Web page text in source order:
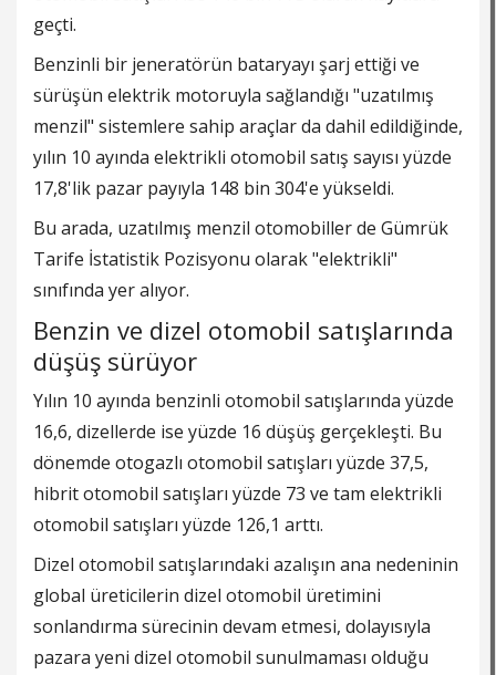
geçti.
Benzinli bir jeneratörün bataryayı şarj ettiği ve
sürüşün elektrik motoruyla sağlandığı "uzatılmış
menzil" sistemlere sahip araçlar da dahil edildiğinde,
yılın 10 ayında elektrikli otomobil satış sayısı yüzde
17,8'lik pazar payıyla 148 bin 304'e yükseldi.
Bu arada, uzatılmış menzil otomobiller de Gümrük
Tarife İstatistik Pozisyonu olarak "elektrikli"
sınıfında yer alıyor.
Benzin ve dizel otomobil satışlarında
düşüş sürüyor
Yılın 10 ayında benzinli otomobil satışlarında yüzde
16,6, dizellerde ise yüzde 16 düşüş gerçekleşti. Bu
dönemde otogazlı otomobil satışları yüzde 37,5,
hibrit otomobil satışları yüzde 73 ve tam elektrikli
otomobil satışları yüzde 126,1 arttı.
Dizel otomobil satışlarındaki azalışın ana nedeninin
global üreticilerin dizel otomobil üretimini
sonlandırma sürecinin devam etmesi, dolayısıyla
pazara yeni dizel otomobil sunulmaması olduğu